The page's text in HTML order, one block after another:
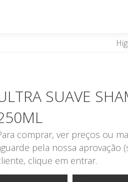
SUAVE
comprar, ver preços ou
pela nossa aprovação
clique em entrar.